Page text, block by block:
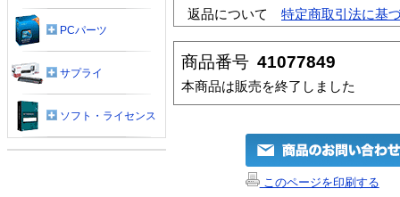
返品について
特定商取引法に基
商品番号 41077849
本商品は販売を終了しました
このページを印刷する
PCパーツ
サプライ
ソフト・ライセンス